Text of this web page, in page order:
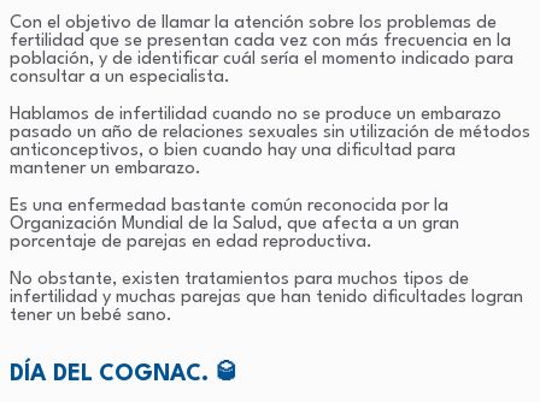
Con el objetivo de llamar la atención sobre los problemas de
fertilidad que se presentan cada vez con más frecuencia en la
población, y de identificar cuál sería el momento indicado para
consultar a un especialista.
Hablamos de infertilidad cuando no se produce un embarazo
pasado un año de relaciones sexuales sin utilización de métodos
anticonceptivos, o bien cuando hay una dificultad para
mantener un embarazo.
Es una enfermedad bastante común reconocida por la
Organización Mundial de la Salud, que afecta a un gran
porcentaje de parejas en edad reproductiva.
No obstante, existen tratamientos para muchos tipos de
infertilidad y muchas parejas que han tenido dificultades logran
tener un bebé sano.
DÍA DEL COGNAC. 🥃